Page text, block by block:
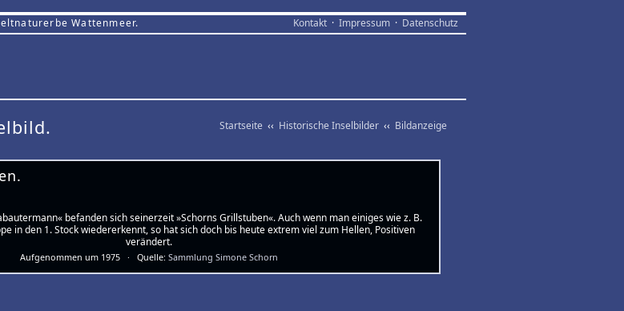
Wattenmeer. Kontakt · Impressum · Datenschutz
Startseite ‹‹ Historische Inselbilder ‹‹ Bildanzeige
befanden sich seinerzeit »Schorns Grillstuben«. Auch wenn man einiges wie z. B.
in den 1. Stock wiedererkennt, so hat sich doch bis heute extrem viel zum Hellen, Positiven
verändert.
Aufgenommen um 1975 · Quelle: Sammlung Simone Schorn